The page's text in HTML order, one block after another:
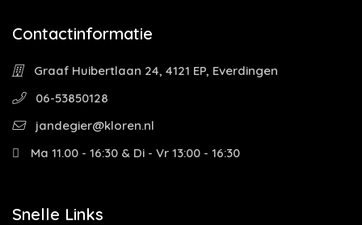
Contactinformatie
Graaf Huibertlaan 24, 4121 EP, Everdingen
06-53850128
jandegier@kloren.nl
Ma 11.00 - 16:30 & Di - Vr 13:00 - 16:30
Snelle Links